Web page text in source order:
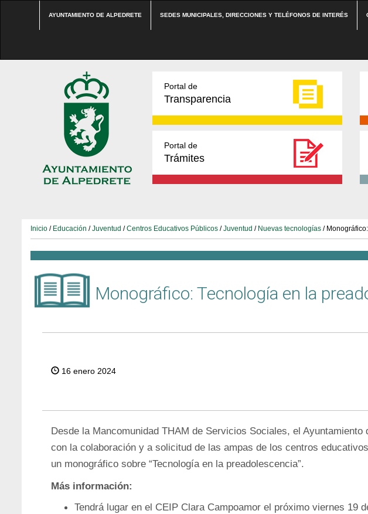
AYUNTAMIENTO DE ALPEDRETE SEDES MUNICIPALES, DIRECCIONES Y TELÉFONOS DE INTERÉS
Portal de
Transparencia
Portal de
Trámites
Inicio / Educación /Juventud /Centros Educativos Públicos /Juventud / Nuevas tecnologías /
Monográfico: Tecnología en la
16 enero 2024
Desde la Mancomunidad THAM de Servicios Sociales, el Ayuntamiento
con la colaboración y a solicitud de las ampas de los centros
un monográfico sobre “Tecnología en la preadolescencia”.
Más información:
Tendrá lugar en el CEIP Clara Campoamor el próximo viernes 19